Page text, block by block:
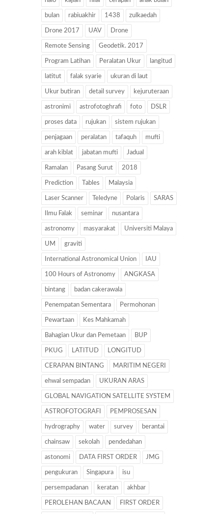
bulan rabiuakhir 1438 zulkaedah
Drone 2017 UAV Drone
Remote Sensing Geodetik. 2017
Program Latihan Peralatan Ukur langitud
latitut falak syarie ukuran di laut
Ukur butiran detail survey kejuruteraan
astronimi astrofotoghrafi foto DSLR
proses data rujukan sistem rujukan
penjagaan peralatan tafaquh mufti
arah kiblat jabatan mufti Jadual
Ramalan Pasang Surut 2018
Prediction Tables Malaysia
Laser Scanner Teledyne Polaris SARAS
Ilmu Falak seminar nusantara
astronomy masyarakat Universiti Malaya
UM graviti
International Astronomical Union IAU
100 Hours of Astronomy ANGKASA
bintang badan cakerawala
Penempatan Sementara Permohonan
Pewartaan Kes Mahkamah
Bahagian Ukur dan Pemetaan BUP
PKUG LATITUD LONGITUD
CERAPAN BINTANG MARITIM NEGERI
ehwal sempadan UKURAN ARAS
GLOBAL NAVIGATION SATELLITE SYSTEM
ASTROFOTOGRAFI PEMPROSESAN
hydrography water survey berantai
chainsaw sekolah pendedahan
astonomi DATA FIRST ORDER JMG
pengukuran Singapura isu
persempadanan keratan akhbar
PEROLEHAN BACAAN FIRST ORDER